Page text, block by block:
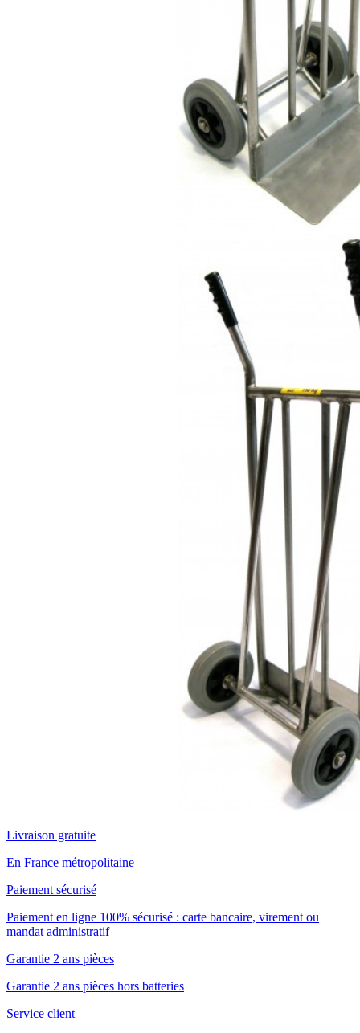
Livraison gratuite
En France métropolitaine
Paiement sécurisé
Paiement en ligne 100% sécurisé : carte bancaire, virement ou
mandat administratif
Garantie 2 ans pièces
Garantie 2 ans pièces hors batteries
Service client